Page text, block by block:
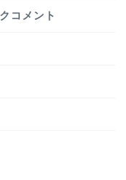
コメント